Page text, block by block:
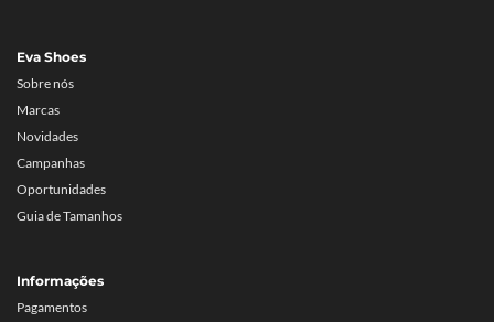
Eva Shoes
Sobre nós
Marcas
Novidades
Campanhas
Oportunidades
Guia de Tamanhos
Informações
Pagamentos